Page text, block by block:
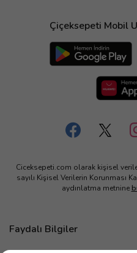
Çiçeksepeti Mobil
Ciceksepeti.com olarak kişisel
sayılı Kişisel Verilerin Korunması
aydınlatma metnine
Faydalı Bilgiler